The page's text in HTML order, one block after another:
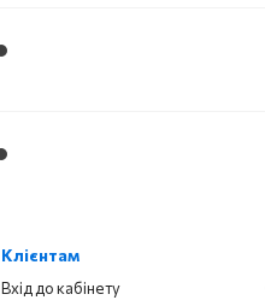
Клієнтам
Вхід до кабінету